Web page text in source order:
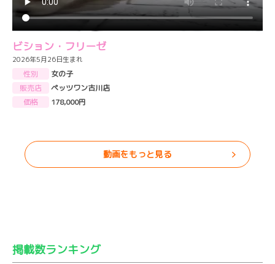
ビション・フリーゼ
2026年5月26日生まれ
性別
女の子
販売店
ペッツワン古川店
価格
178,000円
動画をもっと見る
掲載数ランキング